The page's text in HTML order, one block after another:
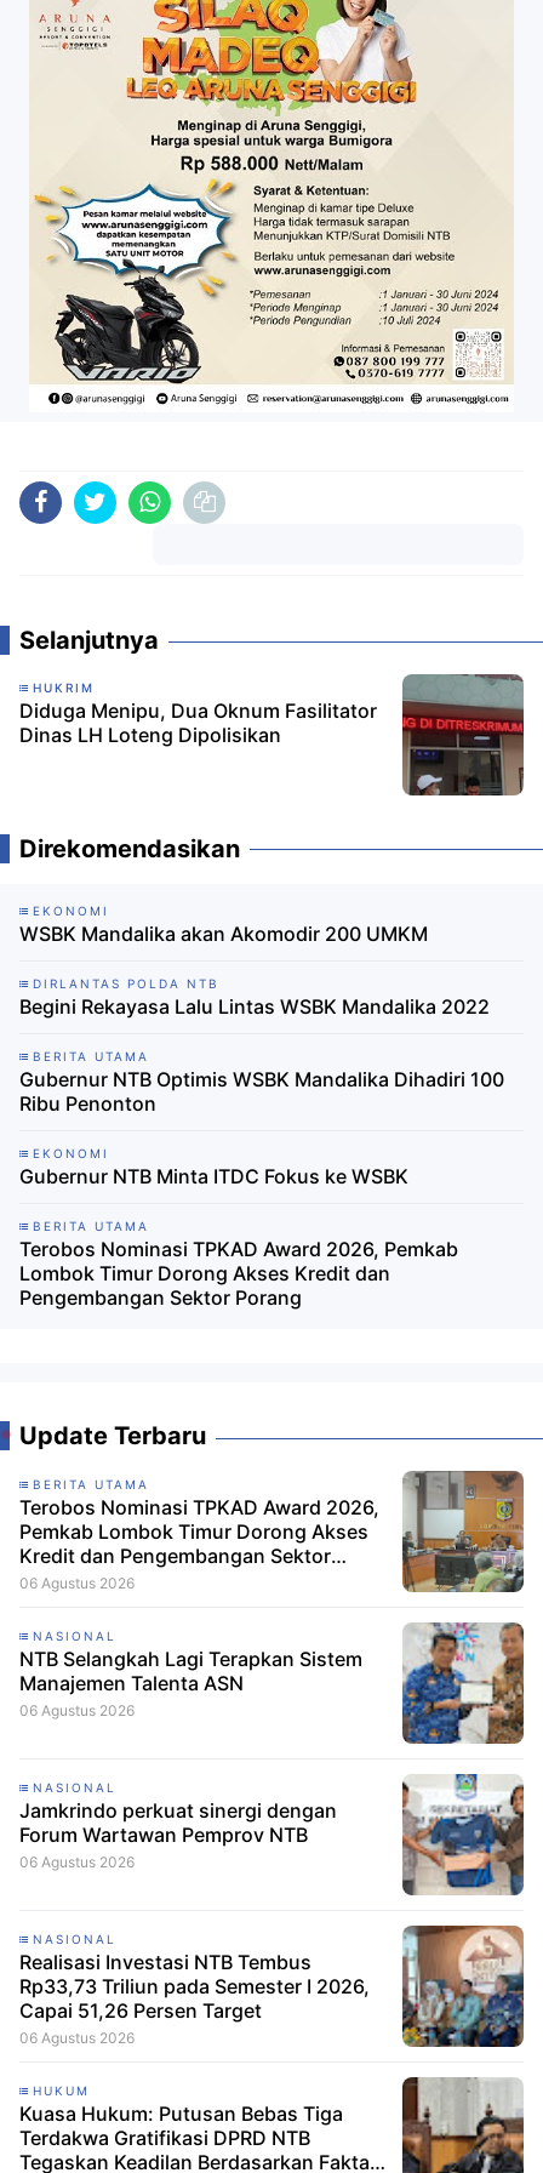
Selanjutnya
HUKRIM
Diduga Menipu, Dua Oknum Fasilitator
Dinas LH Loteng Dipolisikan
Direkomendasikan
EKONOMI
WSBK Mandalika akan Akomodir 200 UMKM
DIRLANTAS POLDA NTB
Begini Rekayasa Lalu Lintas WSBK Mandalika 2022
BERITA UTAMA
Gubernur NTB Optimis WSBK Mandalika Dihadiri 100
Ribu Penonton
EKONOMI
Gubernur NTB Minta ITDC Fokus ke WSBK
BERITA UTAMA
Terobos Nominasi TPKAD Award 2026, Pemkab
Lombok Timur Dorong Akses Kredit dan
Pengembangan Sektor Porang
Update Terbaru
BERITA UTAMA
Terobos Nominasi TPKAD Award 2026,
Pemkab Lombok Timur Dorong Akses
Kredit dan Pengembangan Sektor
Porang
06 Agustus 2026
NASIONAL
NTB Selangkah Lagi Terapkan Sistem
Manajemen Talenta ASN
06 Agustus 2026
NASIONAL
Jamkrindo perkuat sinergi dengan
Forum Wartawan Pemprov NTB
06 Agustus 2026
NASIONAL
Realisasi Investasi NTB Tembus
Rp33,73 Triliun pada Semester I 2026,
Capai 51,26 Persen Target
06 Agustus 2026
HUKUM
Kuasa Hukum: Putusan Bebas Tiga
Terdakwa Gratifikasi DPRD NTB
Tegaskan Keadilan Berdasarkan Fakta